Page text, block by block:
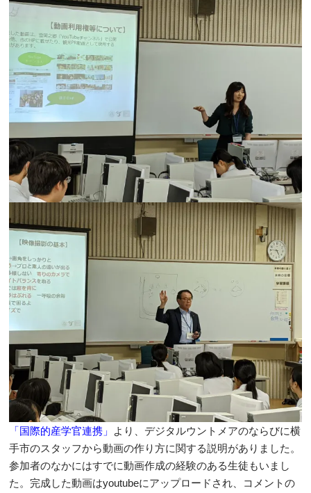
「国際的産学官連携」 より、デジタルウントメアのならびに横
手市のスタッフから動画の作り方に関する説明がありました。
参加者のなかにはすでに動画作成の経験のある生徒もいまし
た。完成した動画はyoutubeにアップロードされ、コメントの